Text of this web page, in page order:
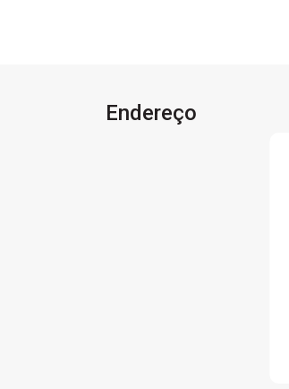
churrasqueira, perfeito
de lazer. Casa 3: Conta com dois
cozinha americana
banheiro social,
proporcionando um
investidores quanto a
Endereço